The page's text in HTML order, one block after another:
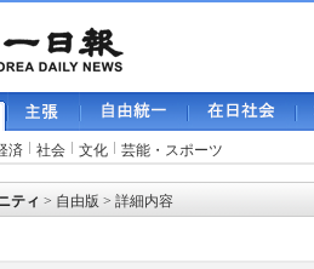
済 社会 文化 芸能・スポーツ
ティ > 自由版 > 詳細内容